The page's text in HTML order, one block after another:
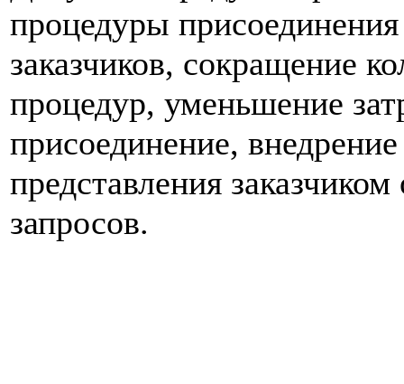
процедуры присоединения
заказчиков, сокращение
процедур, уменьшение
присоединение,
представления
запросов.